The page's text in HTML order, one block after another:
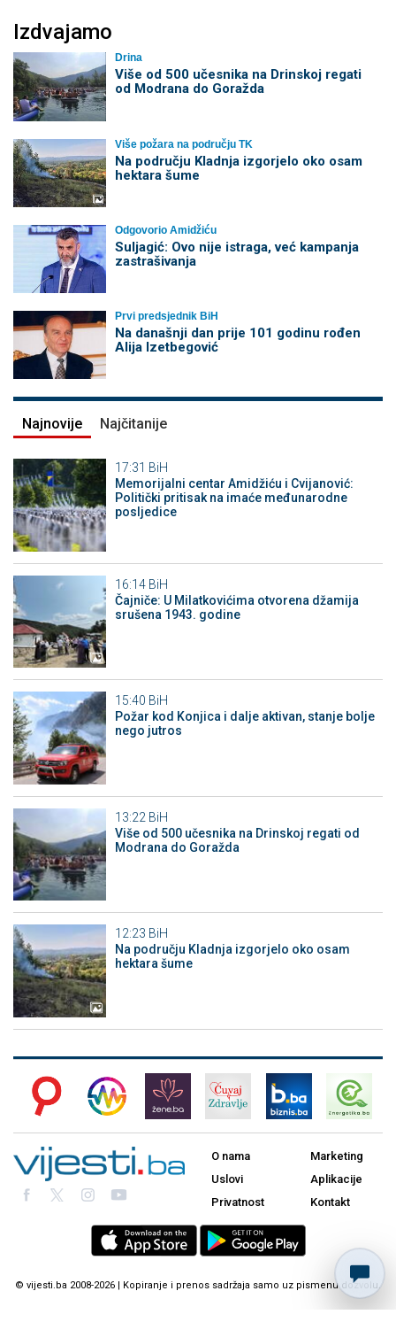
Izdvajamo
Drina
Više od 500 učesnika na Drinskoj regati
od Modrana do Goražda
Više požara na području TK
Na području Kladnja izgorjelo oko osam
hektara šume
Odgovorio Amidžiću
Suljagić: Ovo nije istraga, već kampanja
zastrašivanja
Prvi predsjednik BiH
Na današnji dan prije 101 godinu rođen
Alija Izetbegović
Najnovije Najčitanije
17:31 BiH
Memorijalni centar Amidžiću i Cvijanović:
Politički pritisak na imaće međunarodne
posljedice
16:14 BiH
Čajniče: U Milatkovićima otvorena džamija
srušena 1943. godine
15:40 BiH
Požar kod Konjica i dalje aktivan, stanje bolje
nego jutros
13:22 BiH
Više od 500 učesnika na Drinskoj regati od
Modrana do Goražda
12:23 BiH
Na području Kladnja izgorjelo oko osam
hektara šume
O nama
Uslovi
Privatnost
Marketing
Aplikacije
Kontakt
© vijesti.ba 2008-2026 | Kopiranje i prenos sadržaja samo uz pismenu dozvolu.